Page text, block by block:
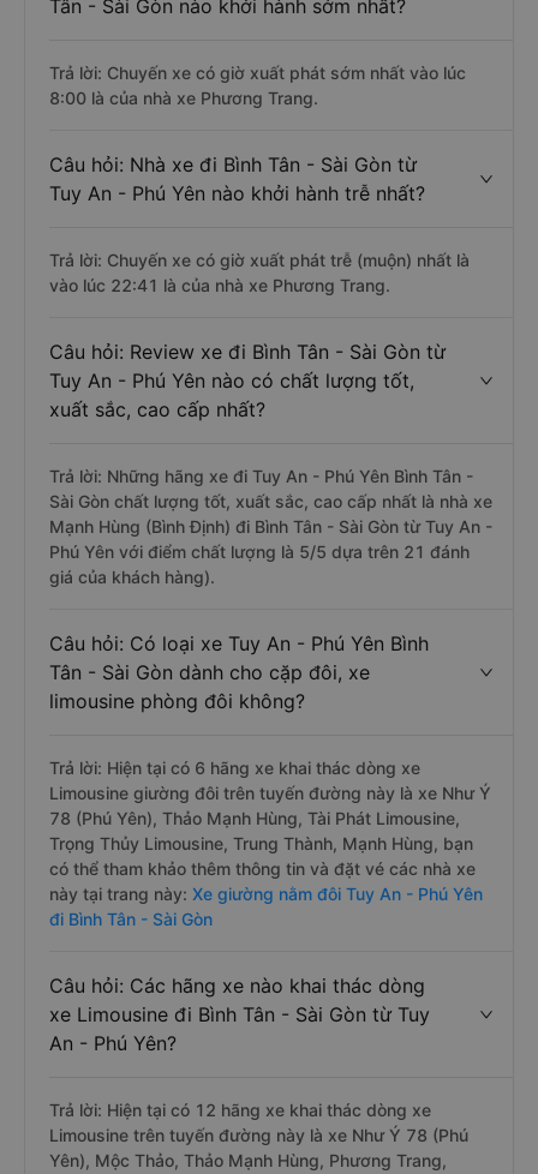
Tân - Sài Gòn nào khởi hành sớm nhất?
Trả lời: Chuyến xe có giờ xuất phát sớm nhất vào lúc
8:00 là của nhà xe Phương Trang.
Câu hỏi: Nhà xe đi Bình Tân - Sài Gòn từ
Tuy An - Phú Yên nào khởi hành trễ nhất?
Trả lời: Chuyến xe có giờ xuất phát trễ (muộn) nhất là
vào lúc 22:41 là của nhà xe Phương Trang.
Câu hỏi: Review xe đi Bình Tân - Sài Gòn từ
Tuy An - Phú Yên nào có chất lượng tốt,
xuất sắc, cao cấp nhất?
Trả lời: Những hãng xe đi Tuy An - Phú Yên Bình Tân -
Sài Gòn chất lượng tốt, xuất sắc, cao cấp nhất là nhà xe
Mạnh Hùng (Bình Định) đi Bình Tân - Sài Gòn từ Tuy An -
Phú Yên với điểm chất lượng là 5/5 dựa trên 21 đánh
giá của khách hàng).
Câu hỏi: Có loại xe Tuy An - Phú Yên Bình
Tân - Sài Gòn dành cho cặp đôi, xe
limousine phòng đôi không?
Trả lời: Hiện tại có 6 hãng xe khai thác dòng xe
Limousine giường đôi trên tuyến đường này là xe Như Ý
78 (Phú Yên), Thảo Mạnh Hùng, Tài Phát Limousine,
Trọng Thủy Limousine, Trung Thành, Mạnh Hùng, bạn
có thể tham khảo thêm thông tin và đặt vé các nhà xe
này tại trang này: Xe giường nằm đôi Tuy An - Phú Yên
đi Bình Tân - Sài Gòn
Câu hỏi: Các hãng xe nào khai thác dòng
xe Limousine đi Bình Tân - Sài Gòn từ Tuy
An - Phú Yên?
Trả lời: Hiện tại có 12 hãng xe khai thác dòng xe
Limousine trên tuyến đường này là xe Như Ý 78 (Phú
Yên), Mộc Thảo, Thảo Mạnh Hùng, Phương Trang,